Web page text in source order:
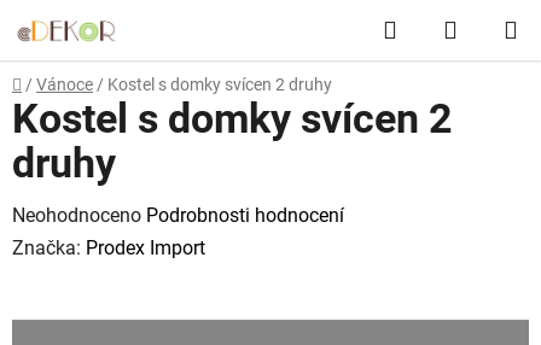
na
obsah
Hledat
KOŠÍK
Domů
/ Vánoce / Kostel s domky svícen 2 druhy
Kostel s domky svícen 2
druhy
Průměrné
hodnocení
Neohodnoceno Podrobnosti hodnocení
Značka: Prodex Import